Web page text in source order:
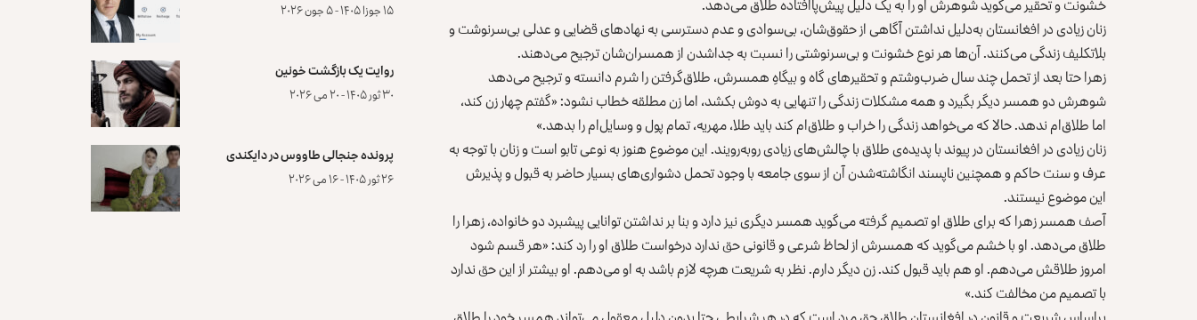
زنان زیادی در افغانستان به‌دلیل نداشتن آگاهی از حقوق‌شان، بی‌سوادی و عدم دسترسی به نهادهای قضایی و عدلی بی‌سرنوشت و
بلاتکلیف زندگی می‌کنند. آن‌ها هر نوع خشونت و بی‌سرنوشتی را نسبت به جداشدن از همسران‌شان ترجیح می‌دهند.
زهرا حتا بعد از تحمل چند سال ضرب‌وشتم و تحقیرهای گاه و بیگاهِ همسرش، طلاق‌گرفتن را شرم دانسته و ترجیح می‌دهد
شوهرش دو همسر دیگر بگیرد و همه‌ مشکلات زندگی را تنهایی به دوش بکشد، اما زن مطلقه خطاب نشود: «گفتم چهار زن کند،
اما طلاق‌ام ‌ندهد. حالا که می‌خواهد زندگی را خراب و طلاق‌ام کند باید طلا، مهریه، تمام پول و وسایل‌ام را بدهد.»
زنان زیادی در افغانستان در پیوند با پدیده‌ی طلاق با چالش‌های زیادی روبه‌رویند. این موضوع هنوز به نوعی تابو است و زنان با توجه به
عرف و سنت حاکم و همچنین ناپسند انگاشته‌شدن آن از سوی جامعه با وجود تحمل دشواری‌های بسیار حاضر به قبول و پذیرش
این موضوع نیستند.
آصف همسر زهرا که برای طلاق او تصمیم گرفته می‌گوید همسر دیگری نیز دارد و بنا بر نداشتن توانایی پیشبرد دو خانواده، زهرا را
طلاق می‌دهد. او با خشم می‌گوید که همسرش از لحاظ شرعی و قانونی حق ندارد درخواست طلاق او را رد کند: «هر قسم شود
امروز طلاقش می‌دهم. او هم باید قبول کند. زن دیگر دارم. نظر به شریعت هرچه لازم باشد به او می‌دهم. او بیشتر از این حق ندارد
با تصمیم من مخالفت کند.»
۱۵ جوزا ۱۴۰۵ - ۵ جون ۲۰۲۶
روایت یک بازگشت خونین
۳۰ ثور ۱۴۰۵ - ۲۰ می ۲۰۲۶
پرونده‌ جنجالی طاووس در دایکندی
۲۶ ثور ۱۴۰۵ - ۱۶ می ۲۰۲۶